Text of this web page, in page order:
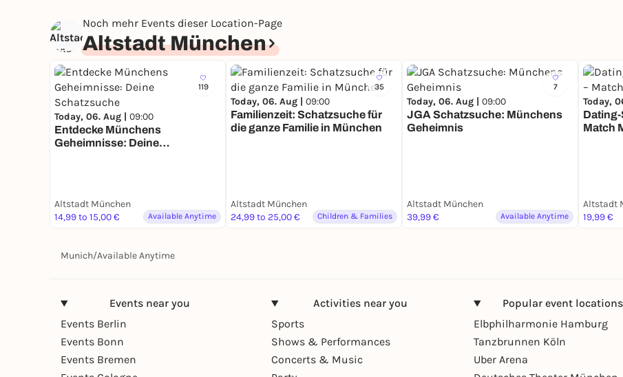
Noch mehr Events dieser Location-Page
Altstadt München
119
Today, 06. Aug | 09:00
Entdecke Münchens
Geheimnisse: Deine
Altstadt München
14,99 to 15,00 €
Available Anytime
35
Today, 06. Aug | 09:00
Familienzeit: Schatzsuche für
die ganze Familie in München
Altstadt München
24,99 to 25,00 €
Children & Families
7
Today, 06. Aug | 09:00
JGA Schatzsuche: Münchens
Geheimnis
Altstadt München
39,99 €
Available Anytime
Today,
Match
Altstadt
19,99 €
Munich/Available Anytime
Events near you
Events Berlin
Events Bonn
Events Bremen
Activities near you
Sports
Shows & Performances
Concerts & Music
Popular event locations
Elbphilharmonie Hamburg
Tanzbrunnen Köln
Uber Arena